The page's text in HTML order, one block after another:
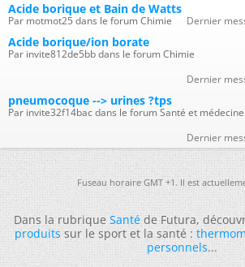
Acide borique et Bain de Watts
Par motmot25 dans le forum Chimie Dernier
Acide borique/ion borate
Par invite812de5bb dans le forum Chimie
Dernier
pneumocoque --> urines ?tps
Par invite32f14bac dans le forum Santé et
Dernier
Fuseau horaire GMT +1. Il est
Dans la rubriqueSantéde Futura,
produitssur le sport et la santé :
personnels...